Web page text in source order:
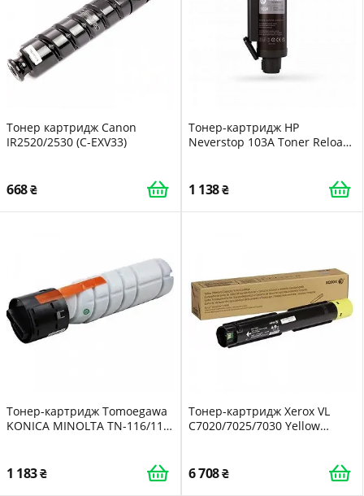
Тонер картридж Canon
IR2520/2530 (C-EXV33)
668
Тонер-картридж HP
Neverstop 103A Toner Reload
1 138
Тонер-картридж Tomoegawa
KONICA MINOLTA TN-116/118
1 183
Тонер-картридж Xerox VL
C7020/7025/7030 Yellow
6 708